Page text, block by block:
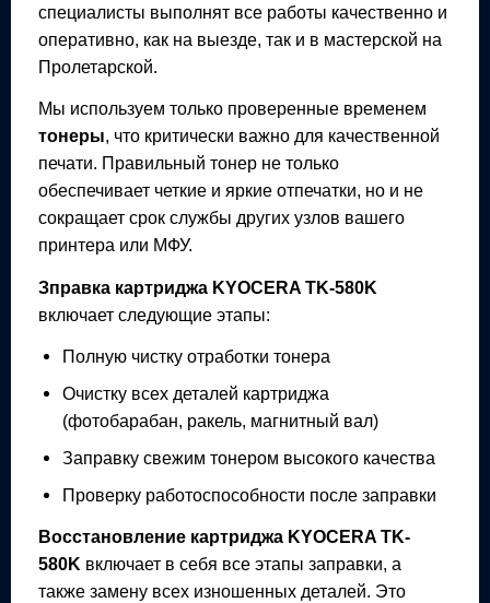
специалисты выполнят все работы качественно и
оперативно, как на выезде, так и в мастерской на
Пролетарской.
Мы используем только проверенные временем
тонеры, что критически важно для качественной
печати. Правильный тонер не только
обеспечивает четкие и яркие отпечатки, но и не
сокращает срок службы других узлов вашего
принтера или МФУ.
Зправка картриджа KYOCERA TK-580K
включает следующие этапы:
Полную чистку отработки тонера
Очистку всех деталей картриджа
(фотобарабан, ракель, магнитный вал)
Заправку свежим тонером высокого качества
Проверку работоспособности после заправки
Восстановление картриджа KYOCERA TK-
580K включает в себя все этапы заправки, а
также замену всех изношенных деталей. Это